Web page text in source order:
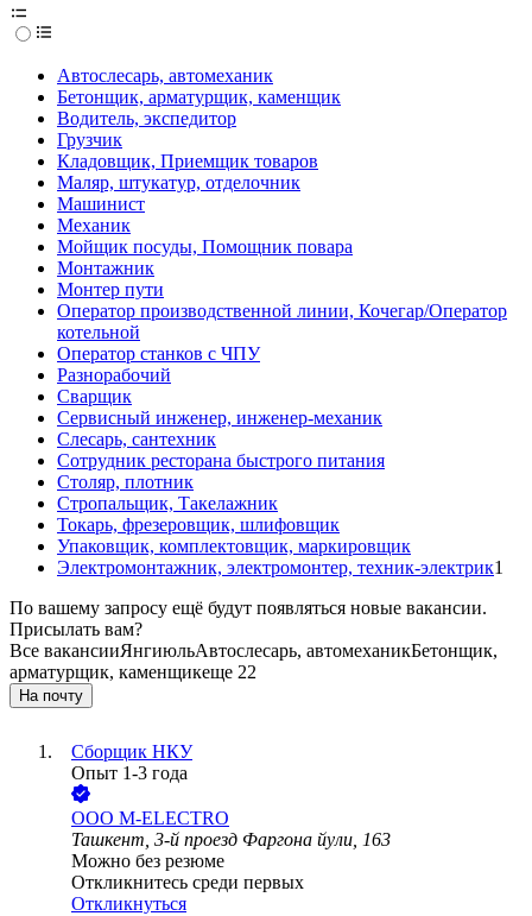
Автослесарь, автомеханик
Бетонщик, арматурщик, каменщик
Водитель, экспедитор
Грузчик
Кладовщик, Приемщик товаров
Маляр, штукатур, отделочник
Машинист
Механик
Мойщик посуды, Помощник повара
Монтажник
Монтер пути
Оператор производственной линии, Кочегар/Оператор
котельной
Оператор станков с ЧПУ
Разнорабочий
Сварщик
Сервисный инженер, инженер-механик
Слесарь, сантехник
Сотрудник ресторана быстрого питания
Столяр, плотник
Стропальщик, Такелажник
Токарь, фрезеровщик, шлифовщик
Упаковщик, комплектовщик, маркировщик
Электромонтажник, электромонтер, техник-электрик1
По вашему запросу ещё будут появляться новые вакансии.
Присылать вам?
Все вакансииЯнгиюльАвтослесарь, автомеханикБетонщик,
арматурщик, каменщикеще 22
На почту
Сборщик НКУ
Опыт 1-3 года
ООО M-ELECTRO
Ташкент, 3-й проезд Фаргона йули, 163
Можно без резюме
Откликнитесь среди первых
Откликнуться